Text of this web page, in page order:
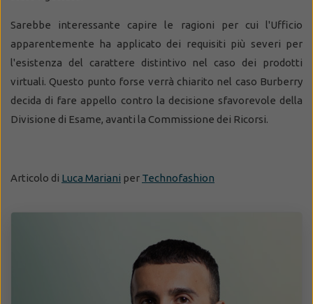
Sarebbe interessante capire le ragioni per cui l'Ufficio
apparentemente ha applicato dei requisiti più severi per
l'esistenza del carattere distintivo nel caso dei prodotti
virtuali. Questo punto forse verrà chiarito nel caso Burberry
decida di fare appello contro la decisione sfavorevole della
Divisione di Esame, avanti la Commissione dei Ricorsi.
Articolo di Luca Mariani per Technofashion